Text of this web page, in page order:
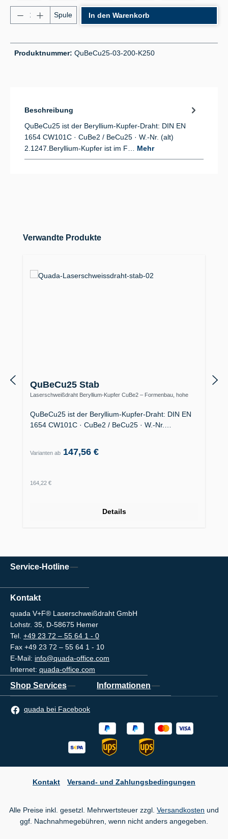
Produkt Anzahl: Gib den gewünschten Wert ein
Spule In den Warenkorb
Produktnummer: QuBeCu25-03-200-K250
Beschreibung
QuBeCu25 ist der Beryllium-Kupfer-Draht: DIN EN
1654 CW101C · CuBe2 / BeCu25 · W.-Nr. (alt)
2.1247.Beryllium-Kupfer ist im F… Mehr
Produktgalerie überspringen
Verwandte Produkte
QuBeCu25 Stab
Laserschweißdraht Beryllium-Kupfer CuBe2 – Formenbau, hohe
QuBeCu25 ist der Beryllium-Kupfer-Draht: DIN EN
1654 CW101C · CuBe2 / BeCu25 · W.-Nr.…
Varianten ab 147,56 €
Regulärer Preis:
164,22 €
Details
Service-Hotline
Kontakt
quada V+F® Laserschweißdraht GmbH
Lohstr. 35, D-58675 Hemer
Tel. +49 23 72 – 55 64 1 - 0
Fax +49 23 72 – 55 64 1 - 10
E-Mail: info@quada-office.com
Internet: quada-office.com
Shop Services Informationen
quada bei Facebook
Kontakt Versand- und Zahlungsbedingungen
Alle Preise inkl. gesetzl. Mehrwertsteuer zzgl. Versandkosten und
ggf. Nachnahmegebühren, wenn nicht anders angegeben.